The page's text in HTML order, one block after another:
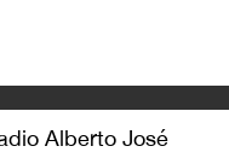
Alberto José